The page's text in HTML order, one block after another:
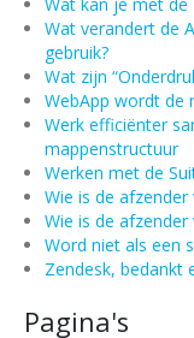
Wat verandert de
gebruik?
Wat zijn
WebApp wordt de
Werk efficiënter
mappenstructuur
Werken met de
Wie is de
Wie is de
Word niet als een
Zendesk, bedankt
Pagina's